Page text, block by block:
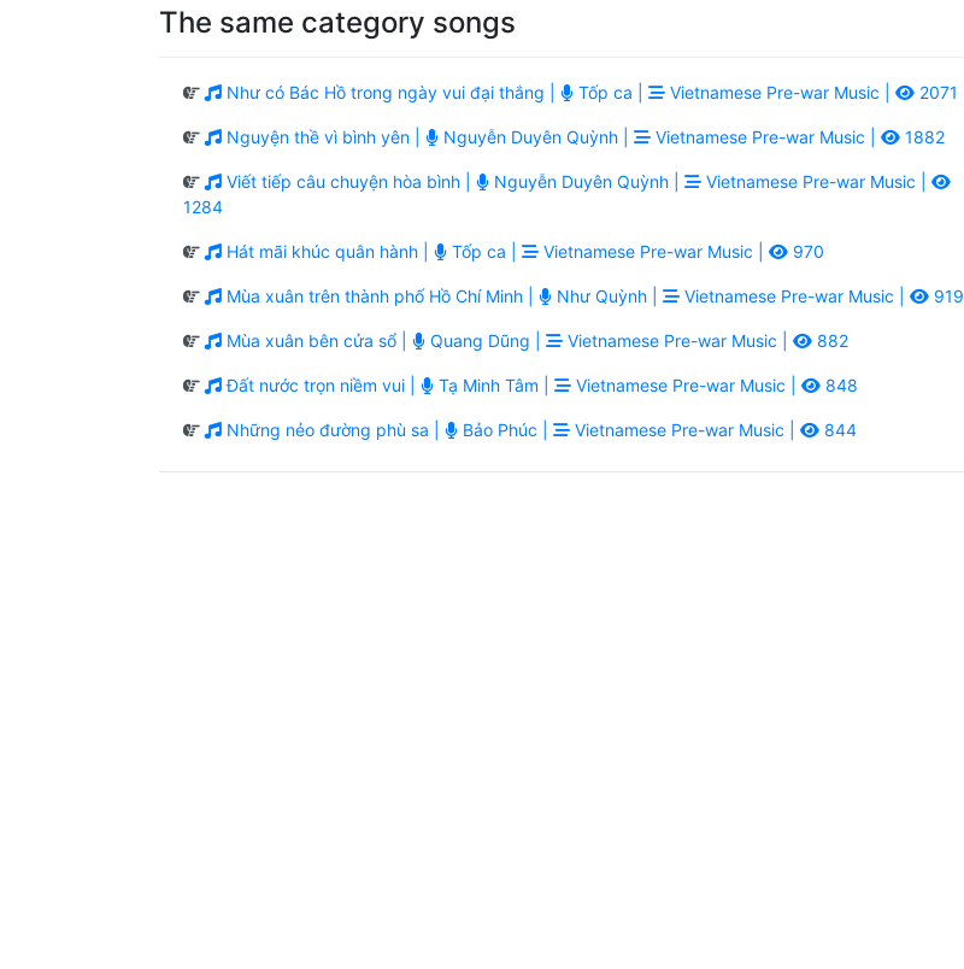
The same category songs
Như có Bác Hồ trong ngày vui đại thắng | Tốp ca | Vietnamese Pre-war Music | 2071
Nguyện thề vì bình yên | Nguyễn Duyên Quỳnh | Vietnamese Pre-war Music | 1882
Viết tiếp câu chuyện hòa bình | Nguyễn Duyên Quỳnh |
Vietnamese Pre-war Music |
1284
Hát mãi khúc quân hành | Tốp ca | Vietnamese Pre-war Music | 970
Mùa xuân trên thành phố Hồ Chí Minh | Như Quỳnh | Vietnamese Pre-war Music | 919
Mùa xuân bên cửa sổ | Quang Dũng | Vietnamese Pre-war Music | 882
Đất nước trọn niềm vui | Tạ Minh Tâm | Vietnamese Pre-war Music | 848
Những nẻo đường phù sa | Bảo Phúc | Vietnamese Pre-war Music | 844